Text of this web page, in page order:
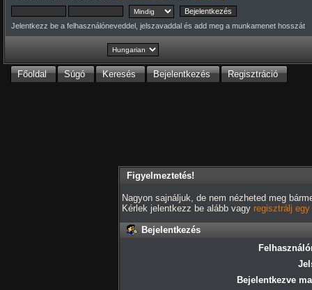
Jelentkezz be a felhasználóneveddel, jelszavaddal és add meg a munkamenet hosszát
Főoldal Súgó Keresés Bejelentkezés Regisztráció
Figyelmeztetés!
Nagyon sajnáljuk, de nem nézheted meg
Kérlek jelentkezz be alább vagy regisztrálj
Bejelentkezés
Bejelentkezve